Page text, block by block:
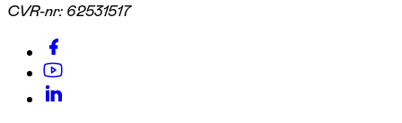
CVR-nr: 62531517